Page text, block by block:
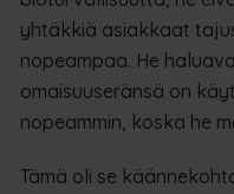
yhtäkkiä asiakkaat
nopeampaa. He
omaisuuseränsä on
nopeammin, koska he
Tämä oli se